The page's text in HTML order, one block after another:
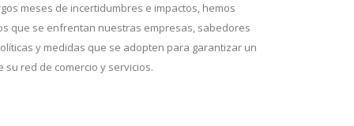
meses de incertidumbres e impactos, hemos
que se enfrentan nuestras empresas, sabedores
y medidas que se adopten para garantizar un
red de comercio y servicios.